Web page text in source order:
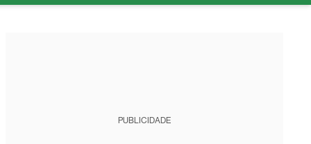
PUBLICIDADE